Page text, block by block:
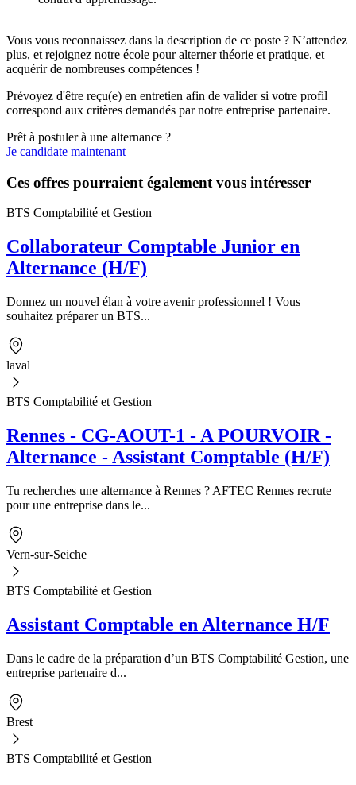
Vous vous reconnaissez dans la description de ce poste ? N’attendez
plus, et rejoignez notre école pour alterner théorie et pratique, et
acquérir de nombreuses compétences !
Prévoyez d'être reçu(e) en entretien afin de valider si votre profil
correspond aux critères demandés par notre entreprise partenaire.
Prêt à postuler à une alternance ?
Je candidate maintenant
Ces offres pourraient également vous intéresser
BTS Comptabilité et Gestion
Collaborateur Comptable Junior en
Alternance (H/F)
Donnez un nouvel élan à votre avenir professionnel ! Vous
souhaitez préparer un BTS...
laval
BTS Comptabilité et Gestion
Rennes - CG-AOUT-1 - A POURVOIR -
Alternance - Assistant Comptable (H/F)
Tu recherches une alternance à Rennes ? AFTEC Rennes recrute
pour une entreprise dans le...
Vern-sur-Seiche
BTS Comptabilité et Gestion
Assistant Comptable en Alternance H/F
Dans le cadre de la préparation d’un BTS Comptabilité Gestion, une
entreprise partenaire d...
Brest
BTS Comptabilité et Gestion